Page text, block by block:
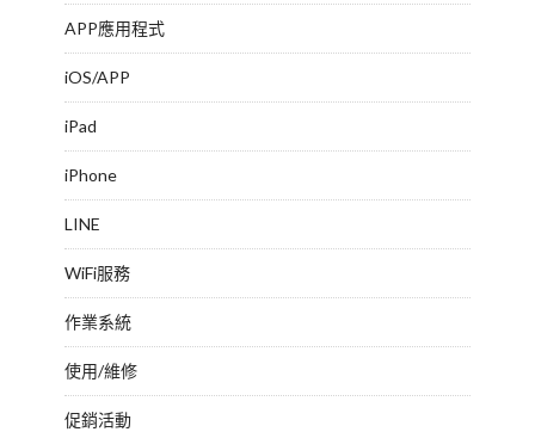
APP應用程式
iOS/APP
iPad
iPhone
LINE
WiFi服務
作業系統
使用/維修
促銷活動